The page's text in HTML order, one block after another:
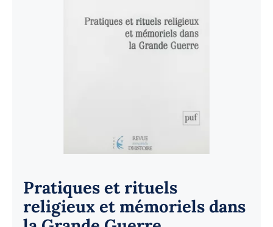
Pratiques et rituels
religieux et mémoriels dans